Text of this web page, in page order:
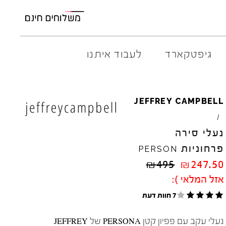
ARO
ELIA
GOLA
HOKA
LE
גיפטקארד לעבוד איתנו
JEFFREY CAMPBELL
/
נעלי סירה
פרחוניות PERSON
₪495 ₪247.50
אזל המלאי ):
7 חוות דעת
נעלי עקב עם פפיון קטן PERSONA של JEFFREY